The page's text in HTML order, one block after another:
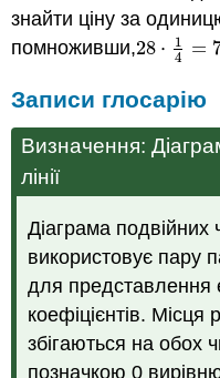
знайти ціну за
помноживши,28 ⋅
1
4
=
28 ⋅ 14 =7
Записи глосарію
Визначення:
лінії
Діаграма подвійних
використовує пару
для представлення
коефіцієнтів.
збігаються на обох
позначкою 0